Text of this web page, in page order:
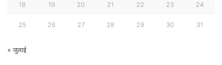
18 19 20 21 22 23 24
25 26 27 28 29 30 31
« जुलाई